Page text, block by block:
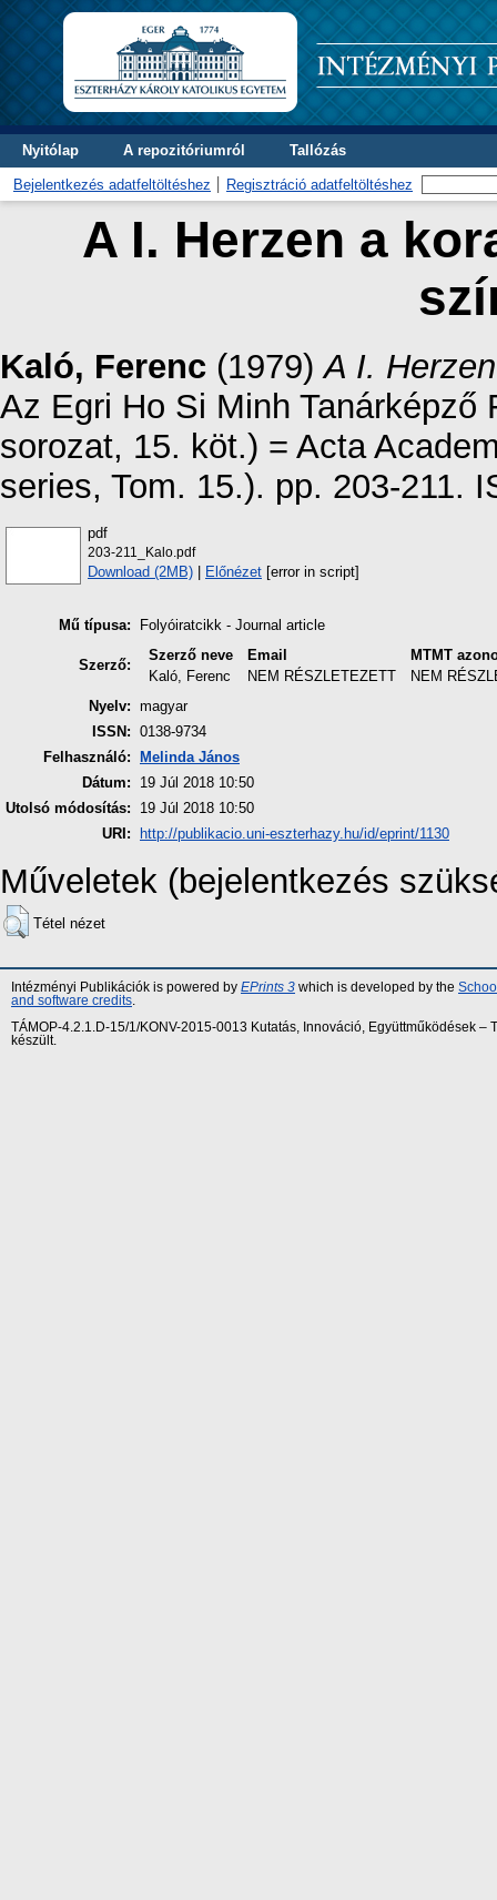
Nyitólap A repozitóriumról Tallózás
Bejelentkezés adatfeltöltéshez Regisztráció adatfeltöltéshez
A I. Herzen a
Kaló, Ferenc (1979)A I.
Az Egri Ho Si Minh
sorozat, 15. köt.) = Acta
series, Tom. 15.). pp. 203-211.
pdf
203-211_Kalo.pdf
Download (2MB) | Előnézet [error in script]
Mű típusa: Folyóiratcikk - Journal article
Szerző:
Szerző neve Email
MTMT
Kaló, Ferenc
NEM RÉSZLETEZETT
NEM
Nyelv: magyar
ISSN: 0138-9734
Felhasználó:
Melinda János
Dátum:
19 Júl 2018 10:50
Utolsó módosítás:
19 Júl 2018 10:50
URI:
http://publikacio.uni-eszterhazy.hu/id/eprint/1130
Műveletek (bejelentkezés
Tétel nézet
Intézményi Publikációk is powered by EPrints 3 which is developed by the
and software credits
TÁMOP-4.2.1.D-15/1/KONV-2015-0013 Kutatás, Innováció, Együttműködések
készült.